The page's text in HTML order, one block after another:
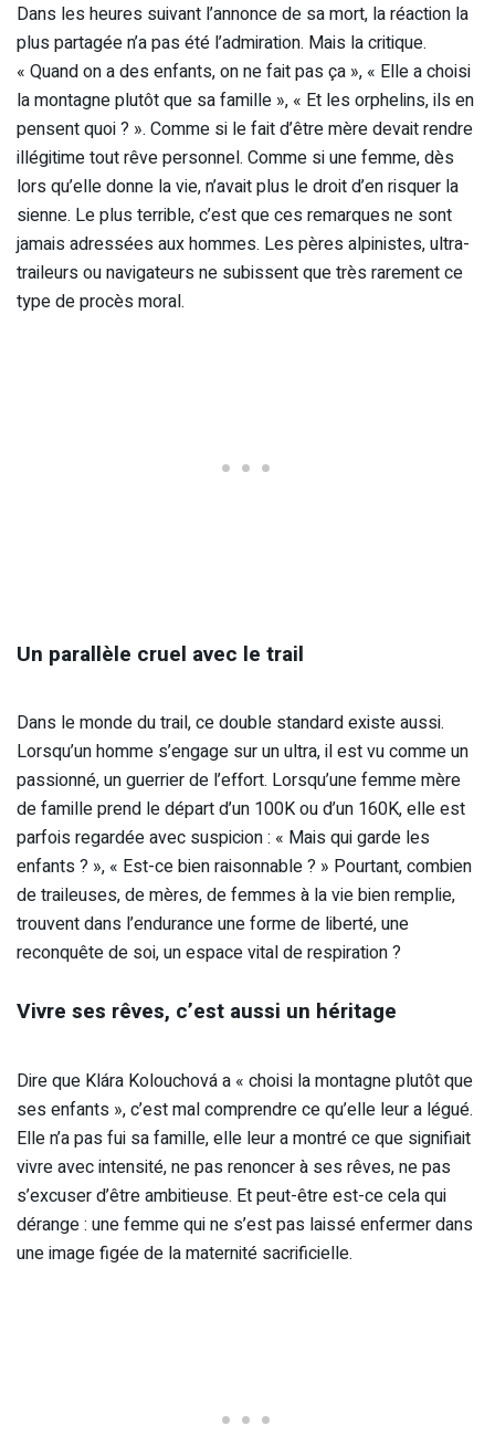
Dans les heures suivant l’annonce de sa mort, la réaction la
plus partagée n’a pas été l’admiration. Mais la critique.
« Quand on a des enfants, on ne fait pas ça », « Elle a choisi
la montagne plutôt que sa famille », « Et les orphelins, ils en
pensent quoi ? ». Comme si le fait d’être mère devait rendre
illégitime tout rêve personnel. Comme si une femme, dès
lors qu’elle donne la vie, n’avait plus le droit d’en risquer la
sienne. Le plus terrible, c’est que ces remarques ne sont
jamais adressées aux hommes. Les pères alpinistes, ultra-
traileurs ou navigateurs ne subissent que très rarement ce
type de procès moral.
Un parallèle cruel avec le trail
Dans le monde du trail, ce double standard existe aussi.
Lorsqu’un homme s’engage sur un ultra, il est vu comme un
passionné, un guerrier de l’effort. Lorsqu’une femme mère
de famille prend le départ d’un 100K ou d’un 160K, elle est
parfois regardée avec suspicion : « Mais qui garde les
enfants ? », « Est-ce bien raisonnable ? » Pourtant, combien
de traileuses, de mères, de femmes à la vie bien remplie,
trouvent dans l’endurance une forme de liberté, une
reconquête de soi, un espace vital de respiration ?
Vivre ses rêves, c’est aussi un héritage
Dire que Klára Kolouchová a « choisi la montagne plutôt que
ses enfants », c’est mal comprendre ce qu’elle leur a légué.
Elle n’a pas fui sa famille, elle leur a montré ce que signifiait
vivre avec intensité, ne pas renoncer à ses rêves, ne pas
s’excuser d’être ambitieuse. Et peut-être est-ce cela qui
dérange : une femme qui ne s’est pas laissé enfermer dans
une image figée de la maternité sacrificielle.